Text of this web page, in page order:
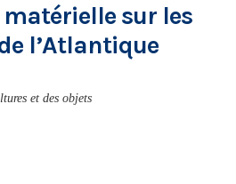
sur les
l’Atlantique
et des objets